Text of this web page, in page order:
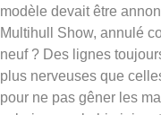
modèle devait être
Multihull Show, annulé
neuf ? Des lignes
plus nerveuses que
pour ne pas gêner les